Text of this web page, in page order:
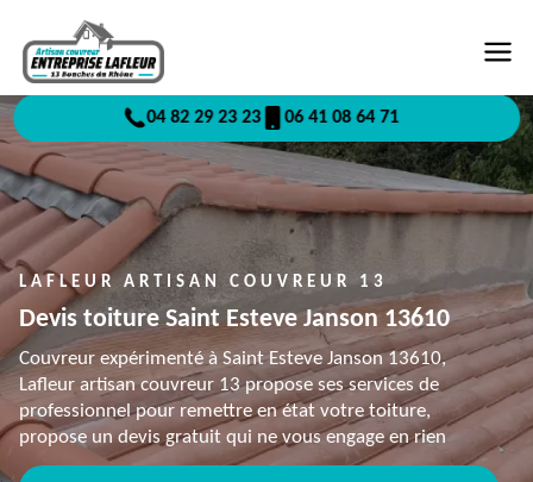
04 82 29 23 23 06 41 08 64 71
LAFLEUR ARTISAN COUVREUR 13
Devis toiture Saint Esteve Janson 13610
Couvreur expérimenté à Saint Esteve Janson 13610,
Lafleur artisan couvreur 13 propose ses services de
professionnel pour remettre en état votre toiture,
propose un devis gratuit qui ne vous engage en rien